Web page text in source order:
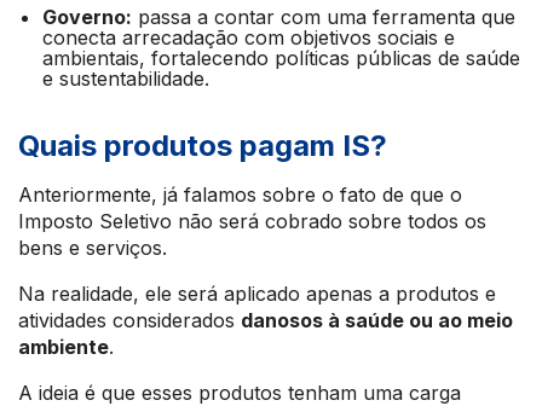
Governo: passa a contar com uma ferramenta que
conecta arrecadação com objetivos sociais e
ambientais, fortalecendo políticas públicas de saúde
e sustentabilidade.
Quais produtos pagam IS?
Anteriormente, já falamos sobre o fato de que o
Imposto Seletivo não será cobrado sobre todos os
bens e serviços.
Na realidade, ele será aplicado apenas a produtos e
atividades considerados danosos à saúde ou ao meio
ambiente.
A ideia é que esses produtos tenham uma carga